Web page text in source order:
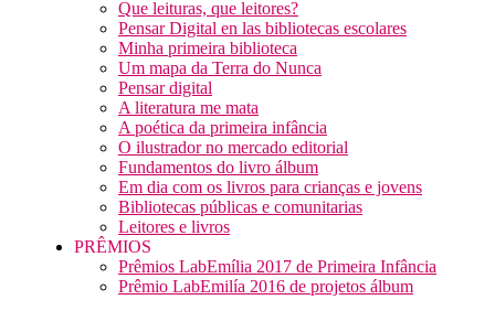
Que leituras, que leitores?
Pensar Digital en las bibliotecas escolares
Minha primeira biblioteca
Um mapa da Terra do Nunca
Pensar digital
A literatura me mata
A poética da primeira infância
O ilustrador no mercado editorial
Fundamentos do livro álbum
Em dia com os livros para crianças e jovens
Bibliotecas públicas e comunitarias
Leitores e livros
PRÊMIOS
Prêmios LabEmília 2017 de Primeira Infância
Prêmio LabEmilía 2016 de projetos álbum